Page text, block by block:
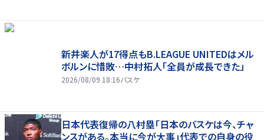
新井楽人が17得点もB.LEAGUE UNITEDはメル
ボルンに惜敗…中村拓人「全員が成長できた」
2026/08/09 18:16バスケ
日本代表復帰の八村塁「日本のバスケは今、チャ
ンスがある。本当に今が大事」代表での自身の役